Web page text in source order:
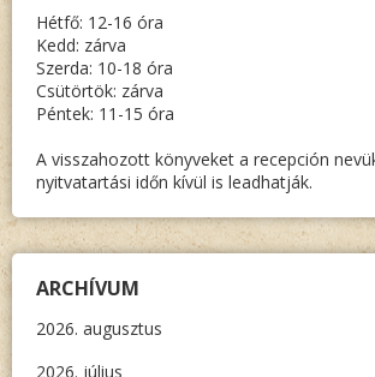
Hétfő: 12-16 óra
Kedd: zárva
Szerda: 10-18 óra
Csütörtök: zárva
Péntek: 11-15 óra
A visszahozott könyveket a recepción
nyitvatartási időn kívül is leadhatják.
ARCHÍVUM
2026. augusztus
2026. július